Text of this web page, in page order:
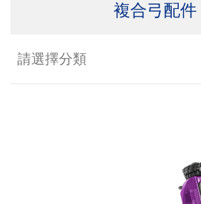
複合弓配件